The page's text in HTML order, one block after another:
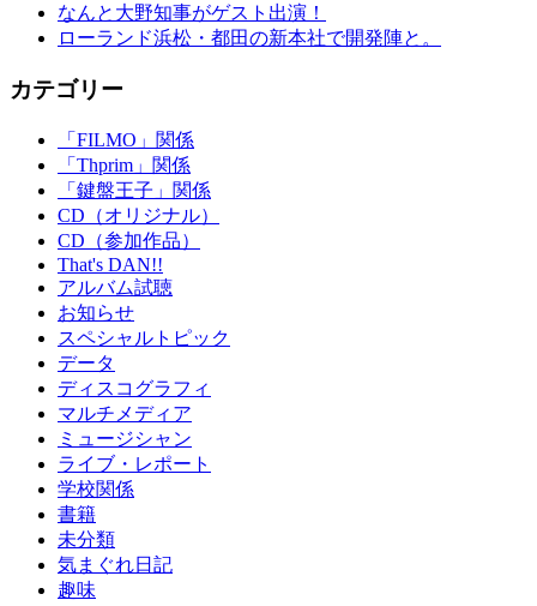
なんと大野知事がゲスト出演！
ローランド浜松・都田の新本社で開発陣と。
カテゴリー
「FILMO」関係
「Thprim」関係
「鍵盤王子」関係
CD（オリジナル）
CD（参加作品）
That's DAN!!
アルバム試聴
お知らせ
スペシャルトピック
データ
ディスコグラフィ
マルチメディア
ミュージシャン
ライブ・レポート
学校関係
書籍
未分類
気まぐれ日記
趣味